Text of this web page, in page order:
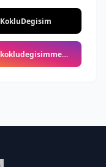
@kokludegisimmedya